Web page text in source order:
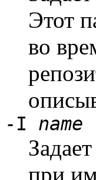
Этот
во
-I name
при